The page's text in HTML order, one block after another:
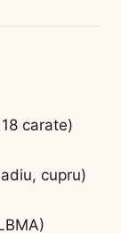
carate)
cupru)